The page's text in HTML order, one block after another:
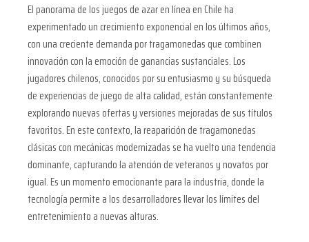
El panorama de los juegos de azar en línea en Chile ha
experimentado un crecimiento exponencial en los últimos años,
con una creciente demanda por tragamonedas que combinen
innovación con la emoción de ganancias sustanciales. Los
jugadores chilenos, conocidos por su entusiasmo y su búsqueda
de experiencias de juego de alta calidad, están constantemente
explorando nuevas ofertas y versiones mejoradas de sus títulos
favoritos. En este contexto, la reaparición de tragamonedas
clásicas con mecánicas modernizadas se ha vuelto una tendencia
dominante, capturando la atención de veteranos y novatos por
igual. Es un momento emocionante para la industria, donde la
tecnología permite a los desarrolladores llevar los límites del
entretenimiento a nuevas alturas.